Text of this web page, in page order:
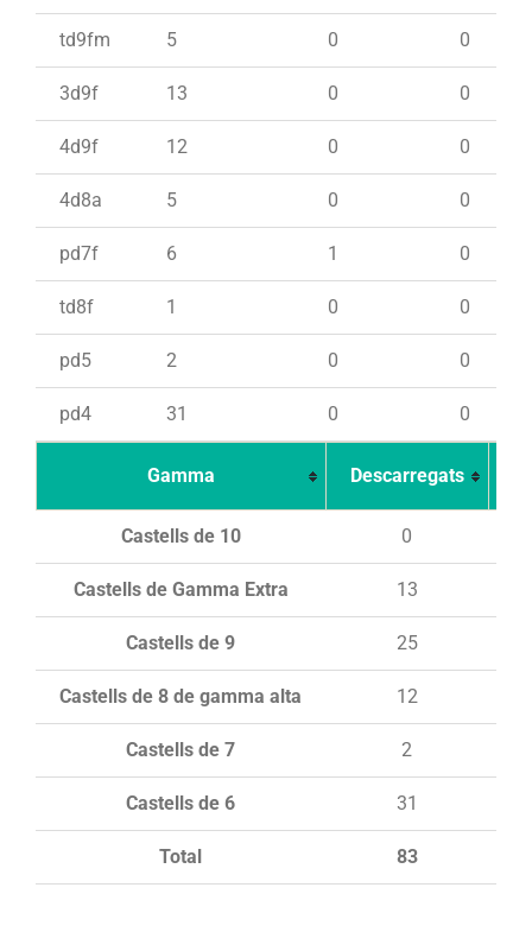
td9fm 5 0 0
3d9f 13 0 0
4d9f 12 0 0
4d8a 5 0 0
pd7f 6 1 0
td8f 1 0 0
pd5 2 0 0
pd4 31 0 0
Gamma Descarregats
Total 83
Castells de 10 0
Castells de Gamma Extra 13
Castells de 9 25
Castells de 8 de gamma alta 12
Castells de 7 2
Castells de 6 31